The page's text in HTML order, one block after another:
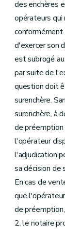
des enchères
opérateurs qui
conformément
d'exercer son
est subrogé
par suite de
question doit
surenchère.
surenchère, à
de préemption
l'opérateur
l'adjudication
sa décision de
En cas de
que
de
2, le notaire